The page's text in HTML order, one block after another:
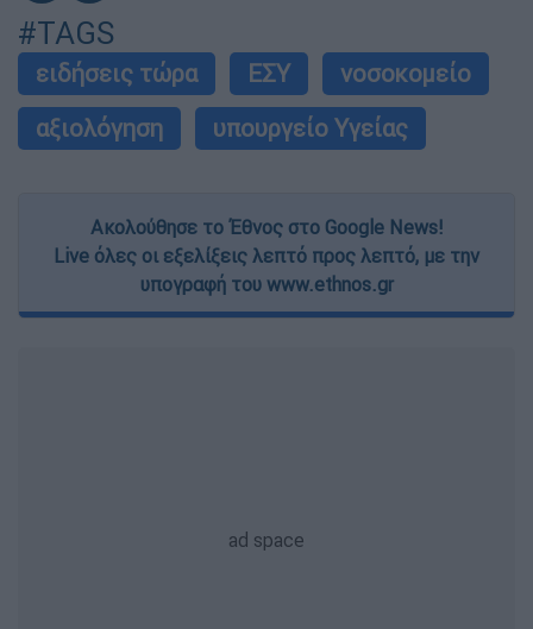
#TAGS
ειδήσεις τώρα ΕΣΥ
νοσοκομείο
αξιολόγηση
υπουργείο Υγείας
Ακολούθησε το Έθνος στο Google News!
Live όλες οι εξελίξεις λεπτό προς λεπτό, με την
υπογραφή του www.ethnos.gr